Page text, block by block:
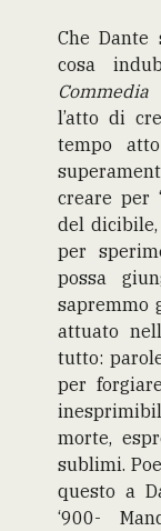
Che Dante
cosa
Commedia
l’atto di
tempo
creare per
del
per
possa
sapremmo
attuato
tutto:
per
morte,
sublimi.
questo a
‘900-